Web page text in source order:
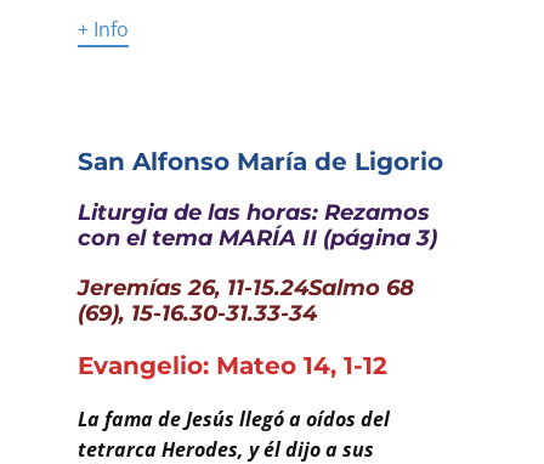
+ Info
San Alfonso María de Ligorio
Liturgia de las horas: Rezamos
con el tema MARÍA II (página 3)
Jeremías 26, 11-15.24Salmo 68
(69), 15-16.30-31.33-34
Evangelio: Mateo 14, 1-12
La fama de Jesús llegó a oídos del
tetrarca Herodes, y él dijo a sus